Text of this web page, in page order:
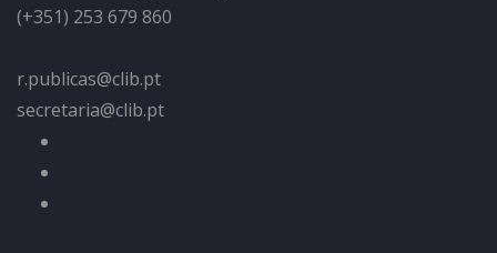
(+351) 253 679 860
r.publicas@clib.pt
secretaria@clib.pt